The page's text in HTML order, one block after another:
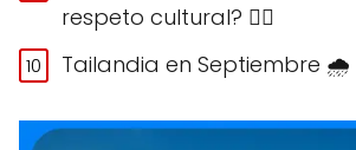
respeto cultural? 🙅‍♀️
Tailandia en Septiembre 🌧️